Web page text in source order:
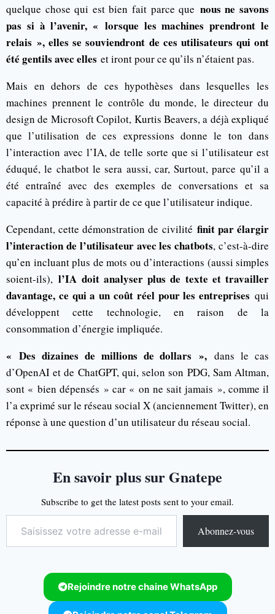
quelque chose qui est bien fait parce que nous ne savons
pas si à l’avenir, « lorsque les machines prendront le
relais », elles se souviendront de ces utilisateurs qui ont
été gentils avec elles et iront pour ce qu’ils n’étaient pas.
Mais en dehors de ces hypothèses dans lesquelles les
machines prennent le contrôle du monde, le directeur du
design de Microsoft Copilot, Kurtis Beavers, a déjà expliqué
que l’utilisation de ces expressions donne le ton dans
l’interaction avec l’IA, de telle sorte que si l’utilisateur est
éduqué, le chatbot le sera aussi, car, Surtout, parce qu’il a
été entraîné avec des exemples de conversations et sa
capacité à prédire à partir de ce que l’utilisateur indique.
Cependant, cette démonstration de civilité finit par élargir
l’interaction de l’utilisateur avec les chatbots, c’est-à-dire
qu’en incluant plus de mots ou d’interactions (aussi simples
soient-ils), l’IA doit analyser plus de texte et travailler
davantage, ce qui a un coût réel pour les entreprises qui
développent cette technologie, en raison de la
consommation d’énergie impliquée.
« Des dizaines de millions de dollars », dans le cas
d’OpenAI et de ChatGPT, qui, selon son PDG, Sam Altman,
sont « bien dépensés » car « on ne sait jamais », comme il
l’a exprimé sur le réseau social X (anciennement Twitter), en
réponse à une question d’un utilisateur du réseau social.
En savoir plus sur Gnatepe
Subscribe to get the latest posts sent to your email.
Abonnez-vous
Rejoindre notre chaine WhatsApp